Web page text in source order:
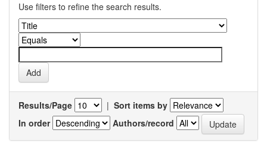
Use filters to refine the search results.
Results/Page | Sort items by
In order
Authors/record